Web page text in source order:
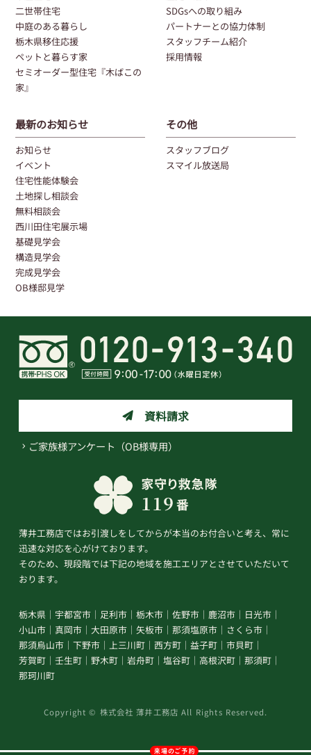
二世帯住宅
中庭のある暮らし
栃木県移住応援
ペットと暮らす家
セミオーダー型住宅『木ばこの
家』
SDGsへの取り組み
パートナーとの協力体制
スタッフチーム紹介
採用情報
最新のお知らせ
お知らせ
イベント
住宅性能体験会
土地探し相談会
無料相談会
西川田住宅展示場
基礎見学会
構造見学会
完成見学会
OB様邸見学
その他
スタッフブログ
スマイル放送局
資料請求
ご家族様アンケート（OB様専用）
薄井工務店ではお引渡しをしてからが本当のお付合いと考え、常に
迅速な対応を心がけております。
そのため、現段階では下記の地域を施工エリアとさせていただいて
おります。
栃木県 宇都宮市 足利市 栃木市 佐野市 鹿沼市
日光市
小山市
真岡市 大田原市 矢板市 那須塩原市
さくら市
那須烏山市
下野市 上三川町 西方町 益子町
市貝町
芳賀町
壬生町 野木町 岩舟町 塩谷町 高根沢町
那須町
那珂川町
Copyright © 株式会社 薄井工務店 All Rights Reserved.